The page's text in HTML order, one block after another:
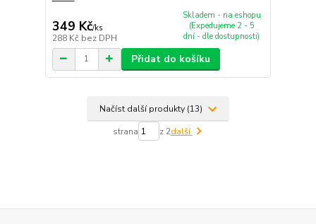
349 Kč/ks
288 Kč bez DPH
Skladem - na eshopu
(Expedujeme 2 - 5
dní - dle dostupnosti)
Přidat do košíku
Načíst další produkty (13)
strana z 2další